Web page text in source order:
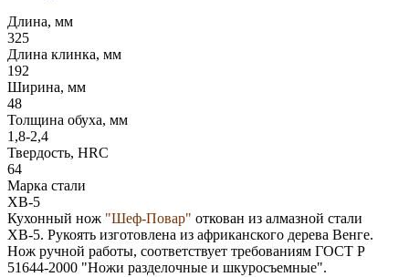
Длина, мм
325
Длина клинка, мм
192
Ширина, мм
48
Толщина обуха, мм
1,8-2,4
Твердость, HRC
64
Марка стали
ХВ-5
Кухонный нож "Шеф-Повар" откован из алмазной стали
ХВ-5. Рукоять изготовлена из африканского дерева Венге.
Нож ручной работы, соответствует требованиям ГОСТ Р
51644-2000 "Ножи разделочные и шкуросъемные".